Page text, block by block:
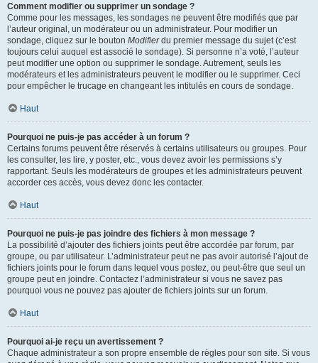
Comment modifier ou supprimer un sondage ?
Comme pour les messages, les sondages ne peuvent être modifiés que par
l’auteur original, un modérateur ou un administrateur. Pour modifier un
sondage, cliquez sur le bouton Modifierdu premier message du sujet (c’est
toujours celui auquel est associé le sondage). Si personne n’a voté, l’auteur
peut modifier une option ou supprimer le sondage. Autrement, seuls les
modérateurs et les administrateurs peuvent le modifier ou le supprimer. Ceci
pour empêcher le trucage en changeant les intitulés en cours de sondage.
Haut
Pourquoi ne puis-je pas accéder à un forum ?
Certains forums peuvent être réservés à certains utilisateurs ou groupes. Pour
les consulter, les lire, y poster, etc., vous devez avoir les permissions s’y
rapportant. Seuls les modérateurs de groupes et les administrateurs peuvent
accorder ces accès, vous devez donc les contacter.
Haut
Pourquoi ne puis-je pas joindre des fichiers à mon message ?
La possibilité d’ajouter des fichiers joints peut être accordée par forum, par
groupe, ou par utilisateur. L’administrateur peut ne pas avoir autorisé l’ajout de
fichiers joints pour le forum dans lequel vous postez, ou peut-être que seul un
groupe peut en joindre. Contactez l’administrateur si vous ne savez pas
pourquoi vous ne pouvez pas ajouter de fichiers joints sur un forum.
Haut
Pourquoi ai-je reçu un avertissement ?
Chaque administrateur a son propre ensemble de règles pour son site. Si vous